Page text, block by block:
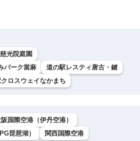
慈光院庭園
パーク當麻
道の駅レスティ唐古・鍵
ロスウェイなかまち
国際空港（伊丹空港）
琵琶湖） 関西国際空港